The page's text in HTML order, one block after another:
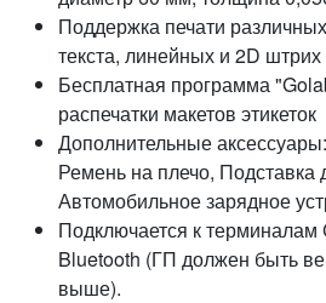
Поддержка печати
текста, линейных и 2D штрих
Бесплатная программа
распечатки макетов этикеток
Дополнительные
Ремень на плечо, Подставка
Автомобильное зарядное
Подключается к
Bluetooth (ГП должен быть
выше).